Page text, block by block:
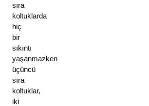
sıra
koltuklarda
hiç
bir
sıkıntı
yaşanmazken
üçüncü
sıra
koltuklar,
iki